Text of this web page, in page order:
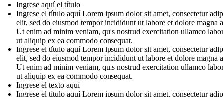
Ingrese aquí el título
Ingrese el título aquí Lorem ipsum dolor sit amet, consectetur
elit, sed do eiusmod tempor incididunt ut labore et dolore magna
Ut enim ad minim veniam, quis nostrud exercitation ullamco
ut aliquip ex ea commodo consequat.
Ingrese el título aquí Lorem ipsum dolor sit amet, consectetur
elit, sed do eiusmod tempor incididunt ut labore et dolore magna
Ut enim ad minim veniam, quis nostrud exercitation ullamco
ut aliquip ex ea commodo consequat.
Ingrese el texto aquí
Ingrese el título aquí Lorem ipsum dolor sit amet, consectetur